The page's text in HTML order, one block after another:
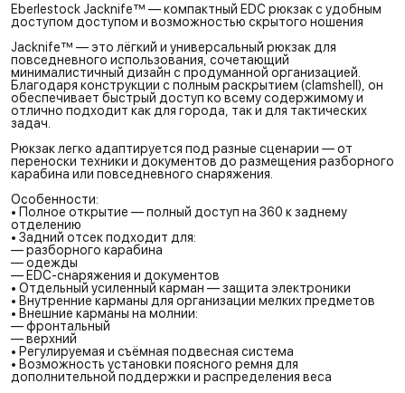
Eberlestock Jacknife™ — компактный EDC рюкзак с удобным
доступом доступом и возможностью скрытого ношения
Jacknife™ — это лёгкий и универсальный рюкзак для
повседневного использования, сочетающий
минималистичный дизайн с продуманной организацией.
Благодаря конструкции с полным раскрытием (clamshell), он
обеспечивает быстрый доступ ко всему содержимому и
отлично подходит как для города, так и для тактических
задач.
Рюкзак легко адаптируется под разные сценарии — от
переноски техники и документов до размещения разборного
карабина или повседневного снаряжения.
Особенности:
• Полное открытие — полный доступ на 360 к заднему
отделению
• Задний отсек подходит для:
— разборного карабина
— одежды
— EDC-снаряжения и документов
• Отдельный усиленный карман — защита электроники
• Внутренние карманы для организации мелких предметов
• Внешние карманы на молнии:
— фронтальный
— верхний
• Регулируемая и съёмная подвесная система
• Возможность установки поясного ремня для
дополнительной поддержки и распределения веса